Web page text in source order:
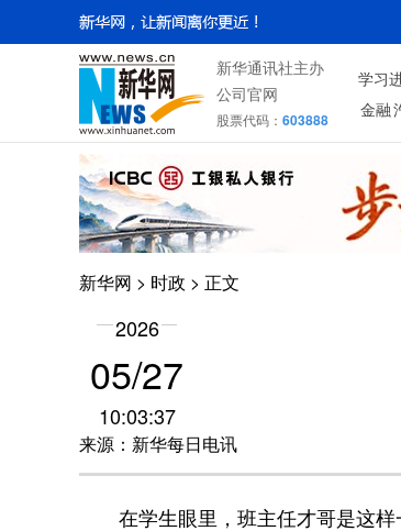
新华通讯社主办
公司官网
股票代码： 603888
学习
金融
新华网 > 时政 > 正文
2026
05/27
10:03:37
来源：新华每日电讯
在学生眼里，班主任才哥是这样